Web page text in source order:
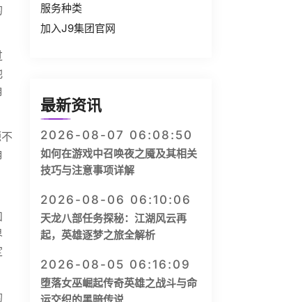
服务种类
加入J9集团官网
最新资讯
2026-08-07 06:08:50
如何在游戏中召唤夜之魇及其相关
技巧与注意事项详解
2026-08-06 06:10:06
天龙八部任务探秘：江湖风云再
起，英雄逐梦之旅全解析
2026-08-05 06:16:09
堕落女巫崛起传奇英雄之战斗与命